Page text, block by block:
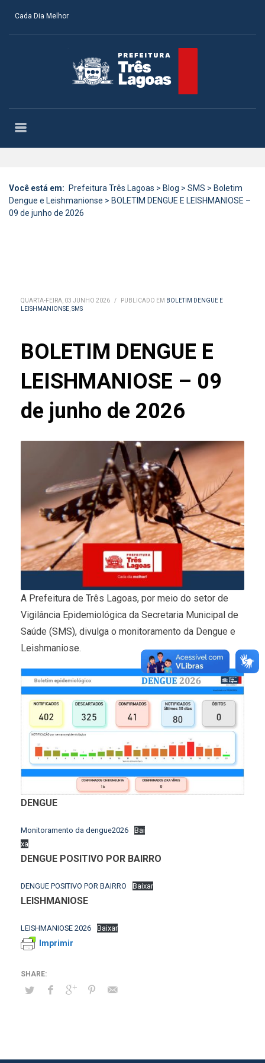
Cada Dia Melhor
Você está em: Prefeitura Três Lagoas > Blog > SMS > Boletim
Dengue e Leishmanionse > BOLETIM DENGUE E LEISHMANIOSE –
09 de junho de 2026
QUARTA-FEIRA, 03 JUNHO 2026 / PUBLICADO EM BOLETIM DENGUE E
LEISHMANIONSE,SMS
BOLETIM DENGUE E
LEISHMANIOSE – 09
de junho de 2026
A Prefeitura de Três Lagoas, por meio do setor de
Vigilância Epidemiológica da Secretaria Municipal de
Saúde (SMS), divulga o monitoramento da Dengue e
Leishmaniose.
DENGUE
Monitoramento da dengue2026
Bai
xa
DENGUE POSITIVO POR BAIRRO
DENGUE POSITIVO POR BAIRRO Baixar
LEISHMANIOSE
LEISHMANIOSE 2026 Baixar
Imprimir